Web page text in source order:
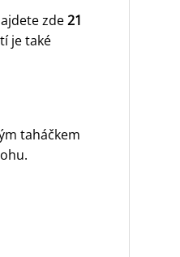
zde21
je také
taháčkem